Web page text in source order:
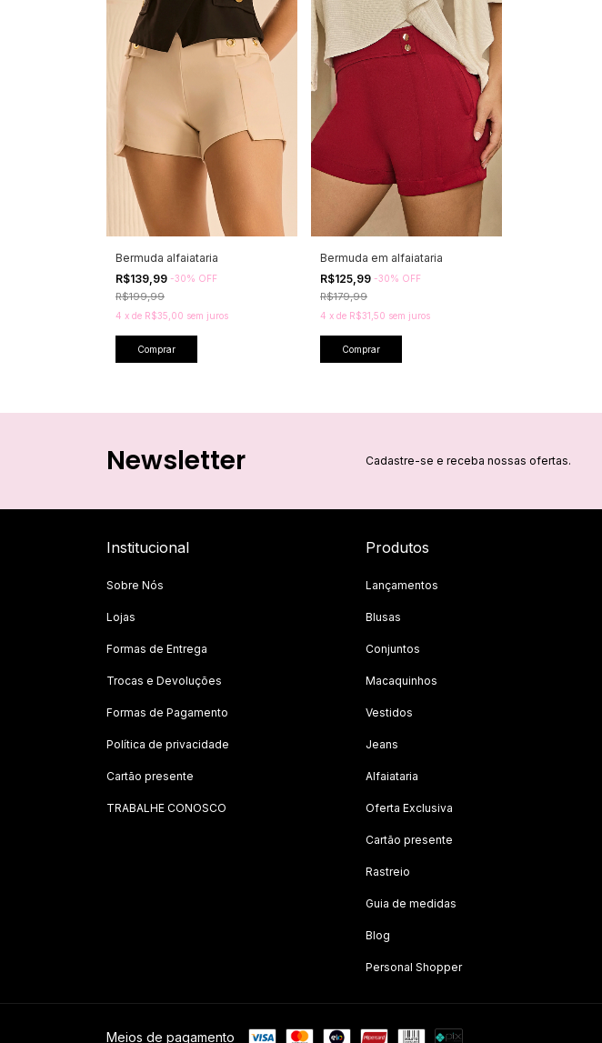
Bermuda alfaiataria
R$139,99 -30% OFF
R$199,99
4 x de R$35,00 sem juros
Comprar
Bermuda em alfaiataria
R$125,99 -30% OFF
R$179,99
4 x de R$31,50 sem juros
Comprar
Newsletter Cadastre-se e receba nossas ofertas.
Institucional
Sobre Nós
Lojas
Formas de Entrega
Trocas e Devoluções
Formas de Pagamento
Política de privacidade
Cartão presente
TRABALHE CONOSCO
Produtos
Lançamentos
Blusas
Conjuntos
Macaquinhos
Vestidos
Jeans
Alfaiataria
Oferta Exclusiva
Cartão presente
Rastreio
Guia de medidas
Blog
Personal Shopper
Meios de pagamento